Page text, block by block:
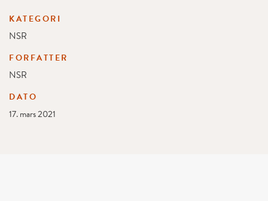
KATEGORI
NSR
FORFATTER
NSR
DATO
17. mars 2021